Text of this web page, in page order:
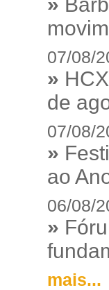
07/08/
»
de
07/08/
»
ao
06/08/
»
mais...